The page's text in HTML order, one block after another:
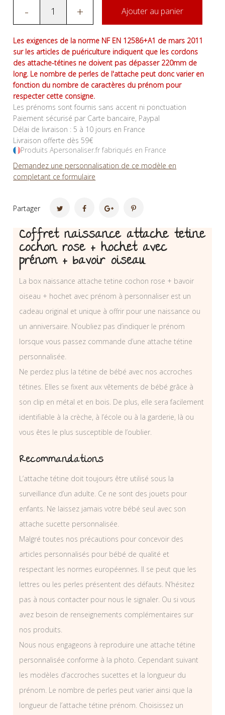
- + Ajouter au panier
Les exigences de la norme NF EN 12586+A1 de mars 2011
sur les articles de puériculture indiquent que les cordons
des attache-tétines ne doivent pas dépasser 220mm de
long. Le nombre de perles de l'attache peut donc varier en
fonction du nombre de caractères du prénom pour
respecter cette consigne.
Les prénoms sont fournis sans accent ni ponctuation
Paiement sécurisé par Carte bancaire, Paypal
Délai de livraison : 5 à 10 jours en France
Livraison offerte dès 59€
Produits Apersonaliser.fr fabriqués en France
Demandez une personnalisation de ce modèle en
completant ce formulaire
Partager
Coffret naissance attache tetine
cochon rose + hochet avec
prénom + bavoir oiseau
La box naissance attache tetine cochon rose + bavoir
oiseau + hochet avec prénom à personnaliser est un
cadeau original et unique à offrir pour une naissance ou
un anniversaire. N’oubliez pas d’indiquer le prénom
lorsque vous passez commande d’une attache tétine
personnalisée.
Ne perdez plus la tétine de bébé avec nos accroches
tétines. Elles se fixent aux vêtements de bébé grâce à
son clip en métal et en bois. De plus, elle sera facilement
identifiable à la crèche, à l’école ou à la garderie, là ou
vous êtes le plus susceptible de l’oublier.
Recommandations
L’attache tétine doit toujours être utilisé sous la
surveillance d’un adulte. Ce ne sont des jouets pour
enfants. Ne laissez jamais votre bébé seul avec son
attache sucette personnalisée.
Malgré toutes nos précautions pour concevoir des
articles personnalisés pour bébé de qualité et
respectant les normes européennes. Il se peut que les
lettres ou les perles présentent des défauts. N’hésitez
pas à nous contacter pour nous le signaler. Ou si vous
avez besoin de renseignements complémentaires sur
nos produits.
Nous nous engageons à reproduire une attache tétine
personnalisée conforme à la photo. Cependant suivant
les modèles d’accroches sucettes et la longueur du
prénom. Le nombre de perles peut varier ainsi que la
longueur de l’attache tétine prénom. Choisissez un